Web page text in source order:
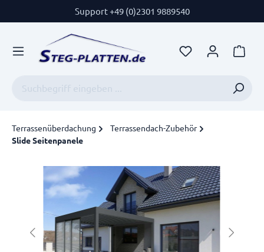
Support +49 (0)2301 9889540
Terrassenüberdachung
Terrassendach-Zubehör
Slide Seitenpanele